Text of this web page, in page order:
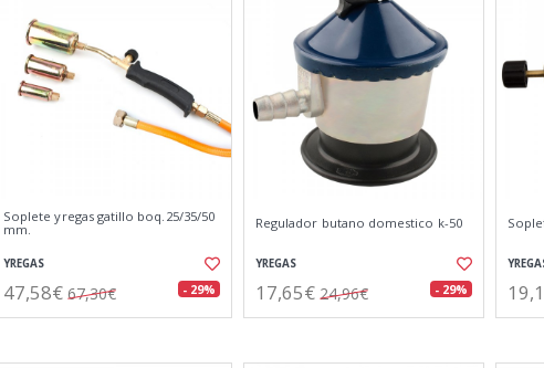
Soplete yregas gatillo boq.25/35/50
mm.
YREGAS
47,58€ 67,30€ - 29%
Regulador butano domestico k-50
YREGAS
17,65€ 24,96€ - 29%